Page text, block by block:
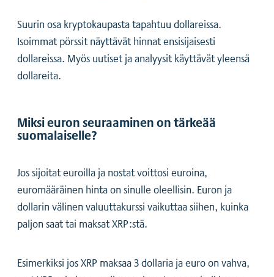
Suurin osa kryptokaupasta tapahtuu dollareissa.
Isoimmat pörssit näyttävät hinnat ensisijaisesti
dollareissa. Myös uutiset ja analyysit käyttävät yleensä
dollareita.
Miksi euron seuraaminen on tärkeää
suomalaiselle?
Jos sijoitat euroilla ja nostat voittosi euroina,
euromääräinen hinta on sinulle oleellisin. Euron ja
dollarin välinen valuuttakurssi vaikuttaa siihen, kuinka
paljon saat tai maksat XRP:stä.
Esimerkiksi jos XRP maksaa 3 dollaria ja euro on vahva,